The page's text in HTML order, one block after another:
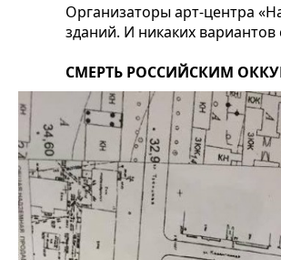
Организаторы арт-центра
зданий. И никаких вариантов
СМЕРТЬ РОССИЙСКИМ